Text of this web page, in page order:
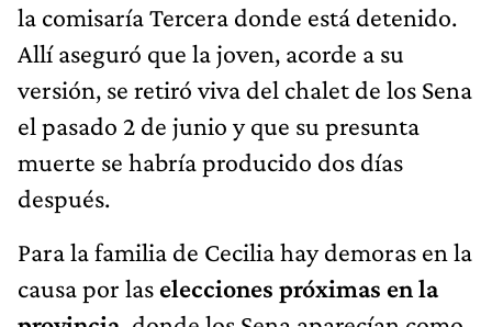
la comisaría Tercera donde está detenido.
Allí aseguró que la joven, acorde a su
versión, se retiró viva del chalet de los Sena
el pasado 2 de junio y que su presunta
muerte se habría producido dos días
después.
Para la familia de Cecilia hay demoras en la
causa por las elecciones próximas en la